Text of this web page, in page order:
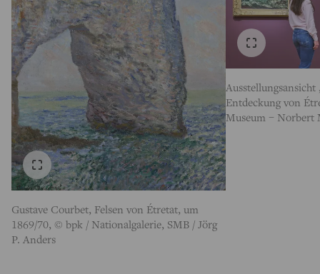
Gustave Courbet, Felsen von Étretat, um
1869/70, © bpk / Nationalgalerie, SMB / Jörg
P. Anders
Entdeckung von
Museum – Norbert